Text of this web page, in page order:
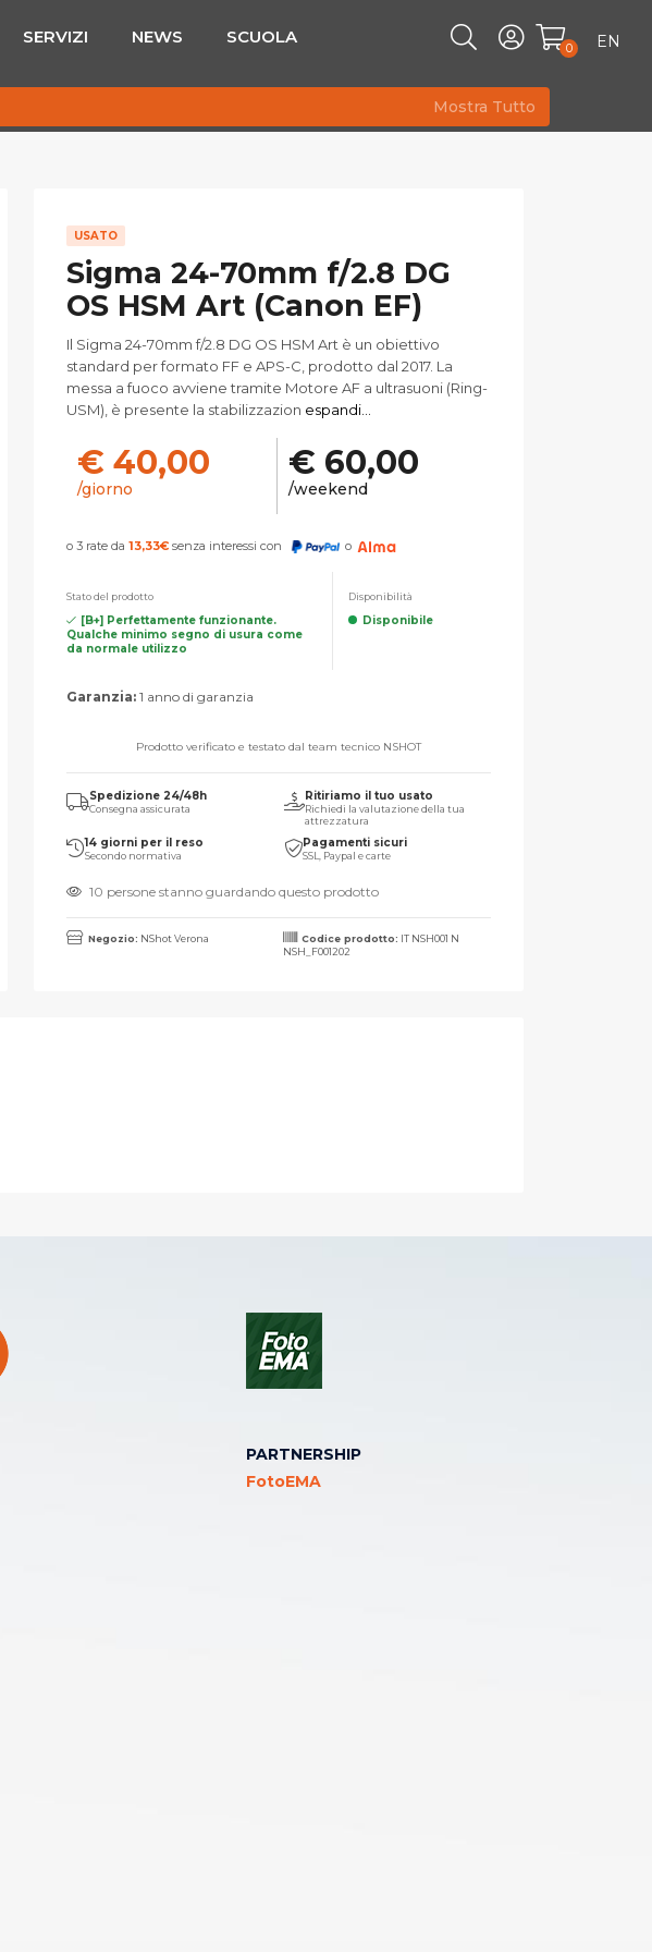
SERVIZI NEWS SCUOLA
0 EN
Mostra Tutto
USATO
Sigma 24-70mm f/2.8 DG
OS HSM Art (Canon EF)
Il Sigma 24-70mm f/2.8 DG OS HSM Art è un obiettivo
standard per formato FF e APS-C, prodotto dal 2017. La
messa a fuoco avviene tramite Motore AF a ultrasuoni (Ring-
USM), è presente la stabilizzazion espandi...
€ 40,00
/giorno
€ 60,00
/weekend
o 3 rate da13,33€ senza interessi con o
Stato del prodotto
[B+] Perfettamente funzionante.
Qualche minimo segno di usura come
da normale utilizzo
Disponibilità
Disponibile
Garanzia: 1 anno di garanzia
Prodotto verificato e testato dal team tecnico NSHOT
Spedizione 24/48h
Consegna assicurata
Ritiriamo il tuo usato
Richiedi la valutazione della tua
attrezzatura
14 giorni per il reso
Secondo normativa
Pagamenti sicuri
SSL, Paypal e carte
10 persone stanno guardando questo prodotto
Negozio: NShot Verona Codice prodotto: IT NSH001 N
NSH_F001202
PARTNERSHIP
FotoEMA